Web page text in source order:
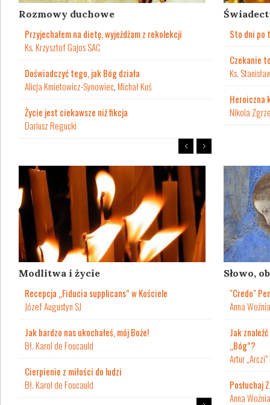
Rozmowy duchowe
Przyjechałem na dietę, wyjeżdżam z rekolekcji
Ks. Krzysztof Gajos SAC
Doświadczyć tego, jak Bóg działa
Alicja Kmietowicz-Synowiec,Michał Kuś
Życie jest ciekawsze niż fikcja
Dariusz Regucki
Sto dni po
Czekanie
Ks.
Heroiczna
Nikola
Modlitwa i życie
Recepcja „Fiducia supplicans” w Kościele
Józef Augustyn SJ
Jak bardzo nas ukochałeś, mój Boże!
Bł. Karol de Foucauld
Cierpienie z miłości do ludzi
Bł. Karol de Foucauld
Słowo,
"Credo"
Anna
Jak
„Bóg”?
Artur „Arczi”
Posłuchaj
Anna